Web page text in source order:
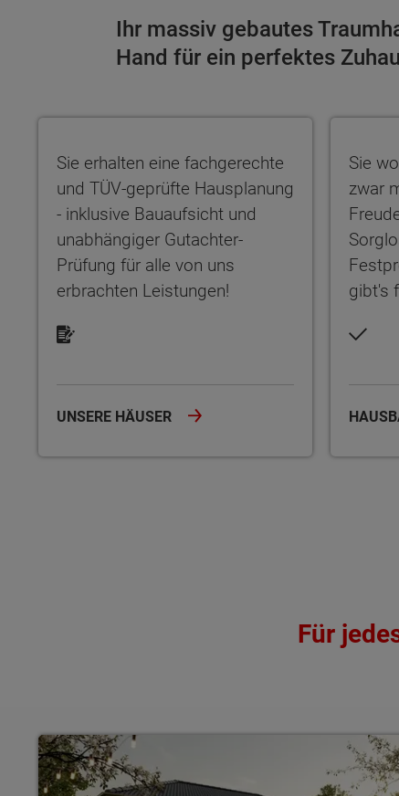
Ihr massiv gebautes
Hand für ein perfektes
Sie erhalten eine fachgerechte
und TÜV-geprüfte Hausplanung
- inklusive Bauaufsicht und
unabhängiger Gutachter-
Prüfung für alle von uns
erbrachten Leistungen!
UNSERE HÄUSER
Sie
zwar
gibt's
Für
Bungalows